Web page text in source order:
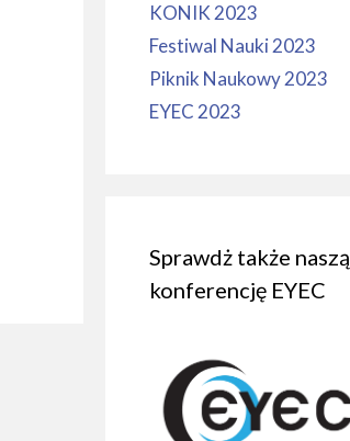
KONIK 2023
Festiwal Nauki 2023
Piknik Naukowy 2023
EYEC 2023
Sprawdż także naszą
konferencję EYEC